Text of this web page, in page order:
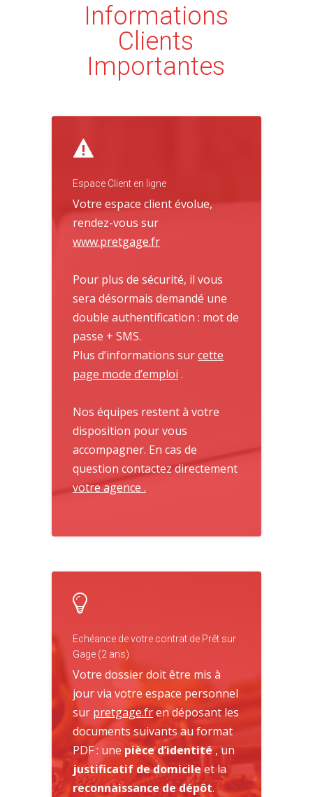
Informations
Clients
Importantes
Espace Client en ligne
Votre espace client évolue,
rendez-vous sur
www.pretgage.fr
Pour plus de sécurité, il vous
sera désormais demandé une
double authentification : mot de
passe + SMS.
Plus d’informations surcette
page mode d’emploi .
Nos équipes restent à votre
disposition pour vous
accompagner. En cas de
question contactez directement
votre agence .
Echéance de votre contrat de Prêt sur
Gage (2 ans)
Votre dossier doit être mis à
jour via votre espace personnel
sur pretgage.fren déposant les
documents suivants au format
PDF : une pièce d’identité , un
justificatif de domicileet la
reconnaissance de dépôt.